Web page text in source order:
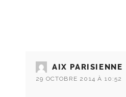
AIX PARISIENNE
29 OCTOBRE 2014 À 10:52